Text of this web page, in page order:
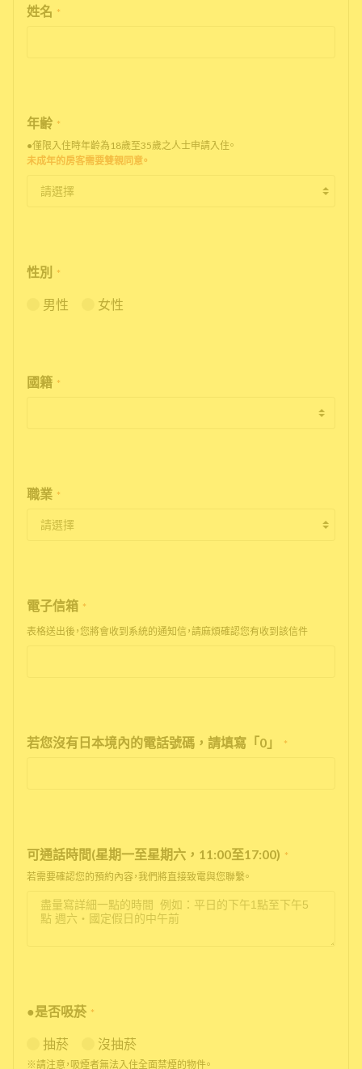
姓名 *
年齢 *
●僅限入住時年齡為18歲至35歲之人士申請入住。
未成年的房客需要雙親同意。
性別 *
男性 女性
國籍 *
職業 *
電子信箱 *
表格送出後，您將會收到系統的通知信，請麻煩確認您有收到該信件
若您沒有日本境內的電話號碼，請填寫「0」 *
可通話時間(星期一至星期六，11:00至17:00) *
若需要確認您的預約內容，我們將直接致電與您聯繫。
●是否吸菸 *
抽菸 沒抽菸
※請注意，吸煙者無法入住全面禁煙的物件。